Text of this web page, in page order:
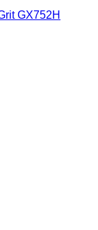
GX752H